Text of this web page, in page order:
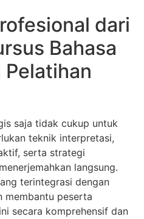
dari
Bahasa
saja tidak cukup untuk
teknik interpretasi,
serta strategi
langsung.
terintegrasi dengan
membantu peserta
secara komprehensif dan